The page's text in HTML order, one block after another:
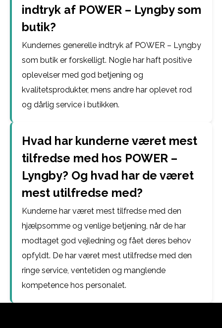
indtryk af POWER – Lyngby som
butik?
Kundernes generelle indtryk af POWER – Lyngby
som butik er forskelligt. Nogle har haft positive
oplevelser med god betjening og
kvalitetsprodukter, mens andre har oplevet rod
og dårlig service i butikken.
Hvad har kunderne været mest
tilfredse med hos POWER –
Lyngby? Og hvad har de været
mest utilfredse med?
Kunderne har været mest tilfredse med den
hjælpsomme og venlige betjening, når de har
modtaget god vejledning og fået deres behov
opfyldt. De har været mest utilfredse med den
ringe service, ventetiden og manglende
kompetence hos personalet.